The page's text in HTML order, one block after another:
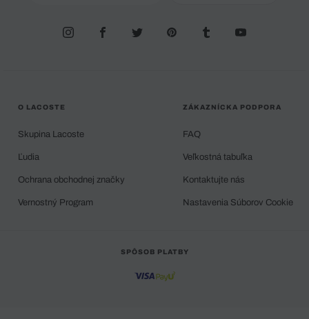
O LACOSTE
Skupina Lacoste
Ľudia
Ochrana obchodnej značky
Vernostný Program
ZÁKAZNÍCKA PODPORA
FAQ
Veľkostná tabuľka
Kontaktujte nás
Nastavenia Súborov Cookie
SPÔSOB PLATBY